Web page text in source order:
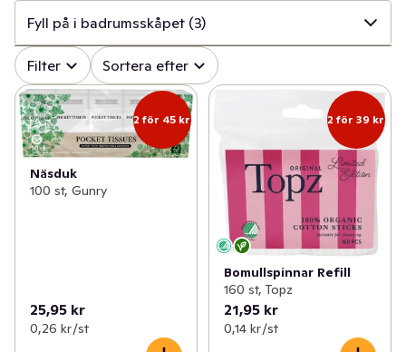
Fyll på i badrumsskåpet (3)
✓ Alla (113)
✓ Fyll skafferiet (29)
✓ Fyll på med bars (6)
✓ Fyll kylen
✓ Fyll på till de minsta
Fyll på i städskåpet (9)
Filter Sortera efter
2 för 45 kr
Näsduk
100 st, Gunry
25,95 kr
0,26 kr /st
2 för 39 kr
Bomullspinnar Refill
160 st, Topz
21,95 kr
0,14 kr /st